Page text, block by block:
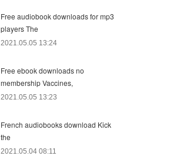
Free audiobook downloads for mp3
players The
2021.05.05 13:24
Free ebook downloads no
membership Vaccines,
2021.05.05 13:23
French audiobooks download Kick
the
2021.05.04 08:11